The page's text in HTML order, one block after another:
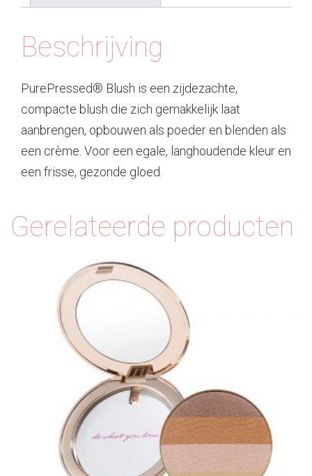
Beschrijving
PurePressed® Blush is een zijdezachte,
compacte blush die zich gemakkelijk laat
aanbrengen, opbouwen als poeder en blenden als
een crème. Voor een egale, langhoudende kleur en
een frisse, gezonde gloed.
Gerelateerde producten